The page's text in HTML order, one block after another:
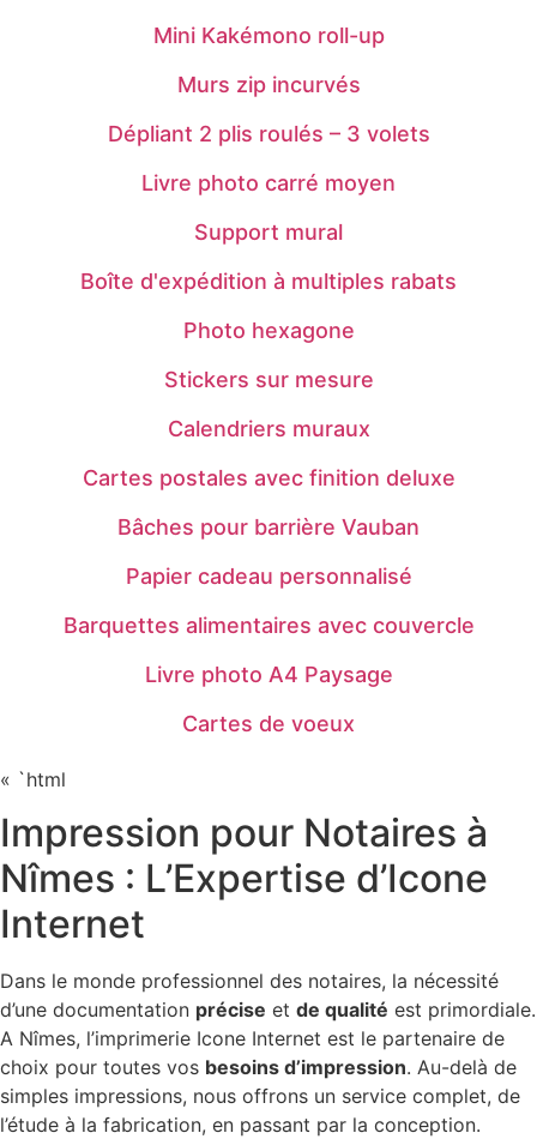
Mini Kakémono roll-up
Murs zip incurvés
Dépliant 2 plis roulés – 3 volets
Livre photo carré moyen
Support mural
Boîte d'expédition à multiples rabats
Photo hexagone
Stickers sur mesure
Calendriers muraux
Cartes postales avec finition deluxe
Bâches pour barrière Vauban
Papier cadeau personnalisé
Barquettes alimentaires avec couvercle
Livre photo A4 Paysage
Cartes de voeux
« `html
Impression pour Notaires à
Nîmes : L’Expertise d’Icone
Internet
Dans le monde professionnel des notaires, la nécessité
d’une documentation précise et de qualité est primordiale.
A Nîmes, l’imprimerie Icone Internet est le partenaire de
choix pour toutes vos besoins d’impression. Au-delà de
simples impressions, nous offrons un service complet, de
l’étude à la fabrication, en passant par la conception.